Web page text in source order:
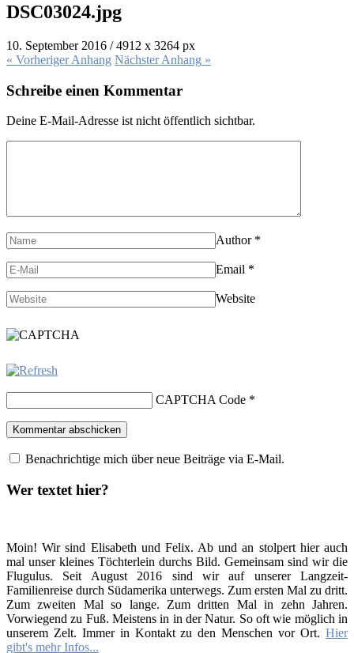
DSC03024.jpg
10. September 2016 /4912 x 3264 px
« VorherigerAnhang NächsterAnhang »
Schreibe einen Kommentar
Deine E-Mail-Adresse ist nicht öffentlich sichtbar.
Author *
Email *
Website
CAPTCHA Code *
Benachrichtige mich über neue Beiträge via E-Mail.
Wer textet hier?
Moin! Wir sind Elisabeth und Felix. Ab und an stolpert hier auch
mal unser kleines Töchterlein durchs Bild. Gemeinsam sind wir die
Flugulus. Seit August 2016 sind wir auf unserer Langzeit-
Familienreise durch Südamerika unterwegs. Zum ersten Mal zu dritt.
Zum zweiten Mal so lange. Zum dritten Mal in zehn Jahren.
Vorwiegend zu Fuß. Meistens in in der Natur. So oft wie möglich in
unserem Zelt. Immer in Kontakt zu den Menschen vor Ort. Hier
gibt's mehr Infos...